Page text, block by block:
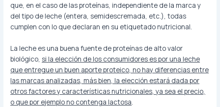
que, en el caso de las proteínas, independiente de la marca y
del tipo de leche (entera, semidescremada, etc.), todas
cumplen con lo que declaran en su etiquetado nutricional.
La leche es una buena fuente de proteínas de alto valor
biológico, si la elección de los consumidores es por una leche
que entregue un buen aporte proteico, no hay diferencias entre
las marcas analizadas, más bien, la elección estará dada por
otros factores y características nutricionales, ya sea el precio,
o que por ejemplo no contenga lactosa.